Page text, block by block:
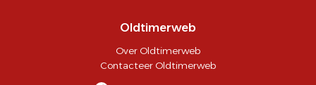
Oldtimerweb
Over Oldtimerweb
Contacteer Oldtimerweb